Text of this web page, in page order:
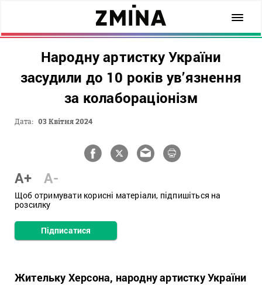
Народну артистку України
засудили до 10 років ув’язнення
за колабораціонізм
Дата: 03 Квітня 2024
A+ A-
Щоб отримувати корисні матеріали, підпишіться на
розсилку
Підписатися
Жительку Херсона, народну артистку України